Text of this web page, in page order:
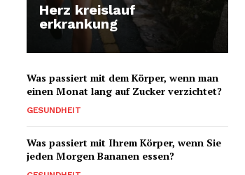
Herz kreislauf
erkrankung
Was passiert mit dem Körper, wenn man
einen Monat lang auf Zucker verzichtet?
GESUNDHEIT
Was passiert mit Ihrem Körper, wenn Sie
jeden Morgen Bananen essen?